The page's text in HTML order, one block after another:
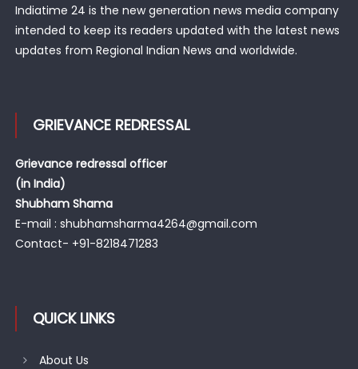
Indiatime 24 is the new generation news media company
intended to keep its readers updated with the latest news
updates from Regional Indian News and worldwide.
GRIEVANCE REDRESSAL
Grievance redressal officer
(in India)
Shubham Shama
E-mail : shubhamsharma4264@gmail.com
Contact- +91-8218471283
QUICK LINKS
About Us